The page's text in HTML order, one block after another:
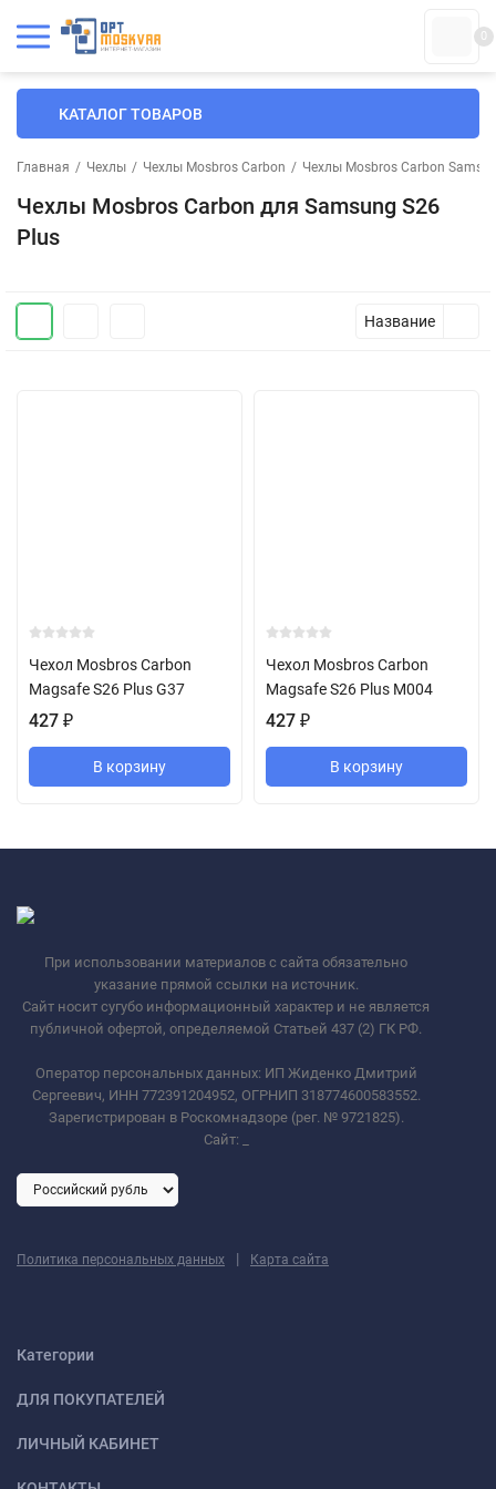
0
КАТАЛОГ ТОВАРОВ
Главная / Чехлы / Чехлы Mosbros Carbon / Чехлы Mosbros Carbon
Чехлы Mosbros Carbon для Samsung S26
Plus
Название
Чехол Mosbros Carbon
Magsafe S26 Plus G37
427 ₽
В корзину
Чехол Mosbros Carbon
Magsafe S26 Plus M004
427 ₽
В корзину
При использовании материалов с сайта обязательно
указание прямой ссылки на источник.
Сайт носит сугубо информационный характер и не является
публичной офертой, определяемой Статьей 437 (2) ГК РФ.
Оператор персональных данных: ИП Жиденко Дмитрий
Сергеевич, ИНН 772391204952, ОГРНИП 318774600583552.
Зарегистрирован в Роскомнадзоре (рег. № 9721825).
Сайт:
Политика персональных данных | Карта сайта
Категории
ДЛЯ ПОКУПАТЕЛЕЙ
ЛИЧНЫЙ КАБИНЕТ